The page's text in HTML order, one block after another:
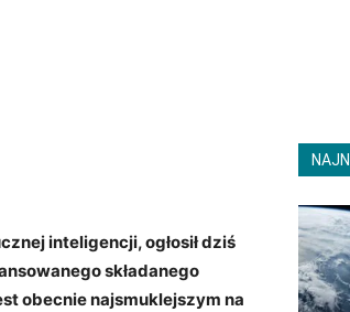
inteligencji, ogłosił dziś
składanego
obecnie najsmuklejszym na